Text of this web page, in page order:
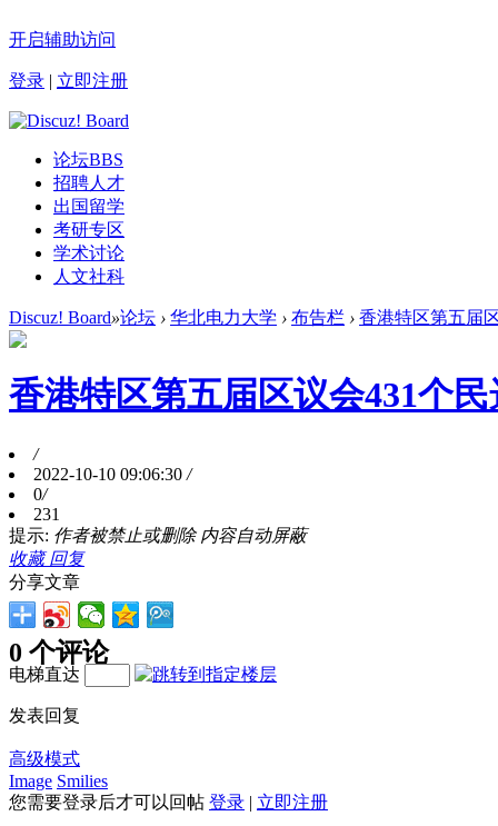
开启辅助访问
登录 | 立即注册
论坛BBS
招聘人才
出国留学
考研专区
学术讨论
人文社科
Discuz! Board»论坛 › 华北电力大学 › 布告栏 › 香港特区第五届
香港特区第五届区议会431个
/
2022-10-10 09:06:30 /
0/
231
提示: 作者被禁止或删除 内容自动屏蔽
收藏回复
分享文章
0 个评论
电梯直达
发表回复
高级模式
Image Smilies
您需要登录后才可以回帖 登录 | 立即注册